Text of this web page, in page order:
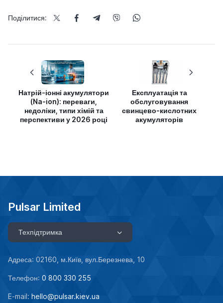
Поділитися:
Натрій-іонні акумулятори
(Na-ion): переваги,
недоліки, типи хімій та
перспективи у 2026 році
Експлуатація та
обслуговування
свинцево-кислотних
акумуляторів
Pulsar Limited
Техпідтримка
Адреса: 02160, м.Київ, вул.Березнева, 10
Телефон: 0 800 330 255
E-mail: hello@pulsar.kiev.ua